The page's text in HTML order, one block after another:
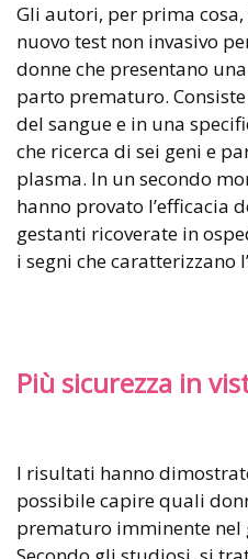
Gli autori, per prima
nuovo test non invasivo
donne che presentano
parto prematuro.
del sangue e in una
che ricerca di sei geni e
plasma. In un secondo
hanno provato l’efficacia
gestanti ricoverate in
i segni che caratterizzano
Più sicurezza in
I risultati hanno
possibile capire quali
prematuro imminente nel